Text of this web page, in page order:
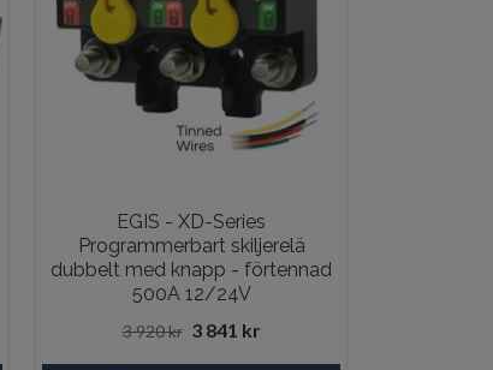
EGIS - XD-Series
Programmerbart skiljerelä
dubbelt med knapp - förtennad
500A 12/24V
3 920 kr 3 841 kr